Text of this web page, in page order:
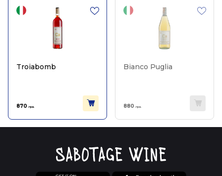
Troiabomb
870 грн.
Bianco Puglia
880 грн.